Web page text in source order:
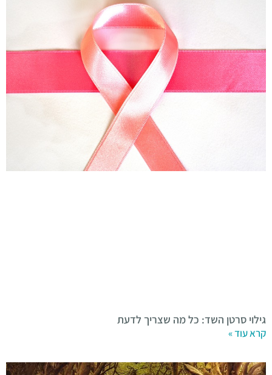
גילוי סרטן השד: כל מה שצריך לדעת
קרא עוד »